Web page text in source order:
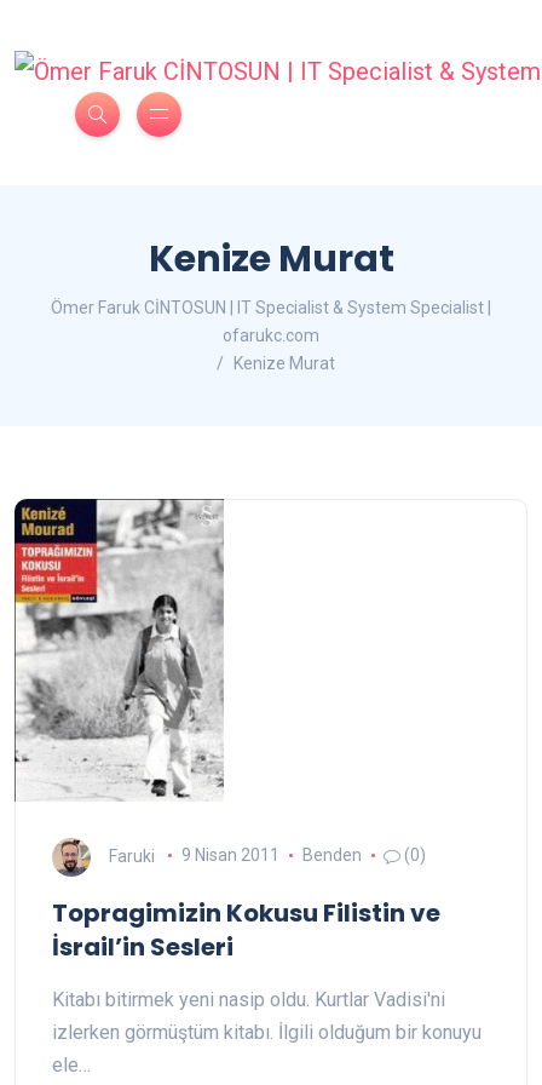
Kenize Murat
Ömer Faruk CİNTOSUN | IT Specialist & System Specialist |
ofarukc.com
Kenize Murat
Faruki 9 Nisan 2011 Benden (0)
Topragimizin Kokusu Filistin ve
İsrail’in Sesleri
Kitabı bitirmek yeni nasip oldu. Kurtlar Vadisi'ni
izlerken görmüştüm kitabı. İlgili olduğum bir konuyu
ele…